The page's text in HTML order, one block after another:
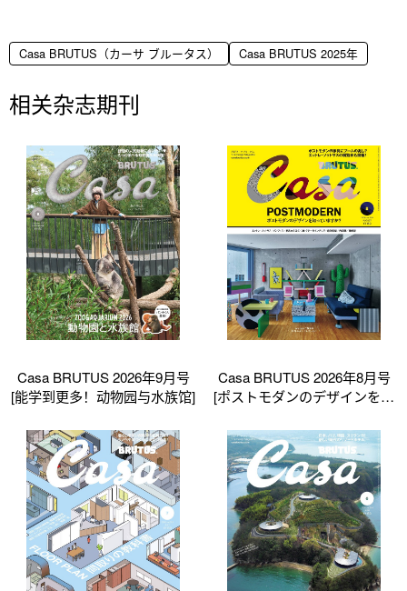
Casa BRUTUS（カーサ ブルータス） Casa BRUTUS 2025年
相关杂志期刊
Casa BRUTUS 2026年9月号
[能学到更多！动物园与水族馆]
Casa BRUTUS 2026年8月号
[ポストモダンのデザインを知